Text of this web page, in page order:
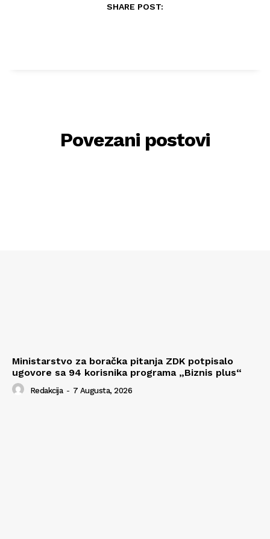
SHARE POST:
Povezani postovi
Ministarstvo za boračka pitanja ZDK potpisalo
ugovore sa 94 korisnika programa „Biznis plus“
Redakcija - 7 Augusta, 2026